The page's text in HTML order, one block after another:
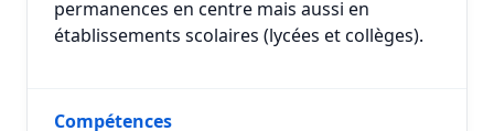
permanences en centre mais aussi en
établissements scolaires (lycées et collèges).
Compétences